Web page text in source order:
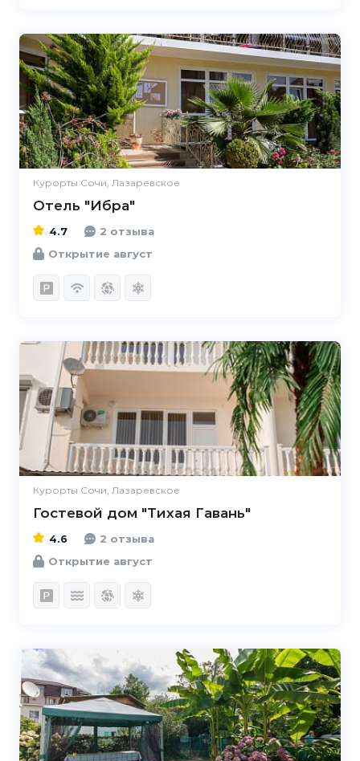
Курорты Сочи, Лазаревское
Отель "Ибра"
4.7
4.7
2 отзыва
Открытие август
Курорты Сочи, Лазаревское
Гостевой дом "Тихая Гавань"
4.6
4.6
2 отзыва
Открытие август
4.5